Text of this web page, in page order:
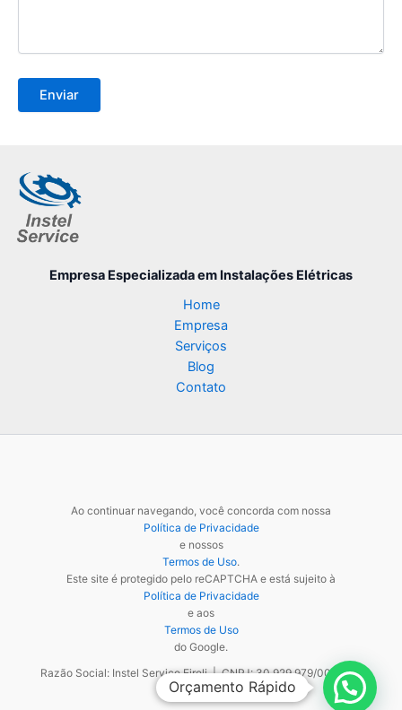
Empresa Especializadaem Instalações Elétricas
Home
Empresa
Serviços
Blog
Contato
Ao continuar navegando, você concorda com nossa
Política de Privacidade
e nossos
Termos de Uso.
Este site é protegido pelo reCAPTCHA e está sujeito à
Política de Privacidade
e aos
Termos de Uso
do Google.
Razão Social: Instel Service Eireli | CNPJ: 30.929.979/0001-48
Orçamento Rápido